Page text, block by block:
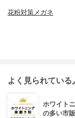
花粉対策メガネ
よく見られてい
ホワイト
の多い市